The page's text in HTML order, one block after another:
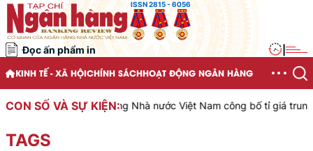
ISSN 2815 - 6056
Đọc ấn phẩm in
KINH TẾ - XÃ HỘICHÍNH SÁCHHOẠT ĐỘNG NGÂN HÀNG
CON SỐ VÀ SỰ KIỆN:Ngân hàng Nhà nước Việt Nam công bố tỉ giá trung
TAGS